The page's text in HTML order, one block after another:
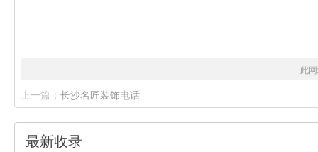
此
上一篇： 长沙名匠装饰电话
最新收录